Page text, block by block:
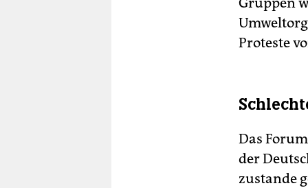
Proteste
Das
der
zustande